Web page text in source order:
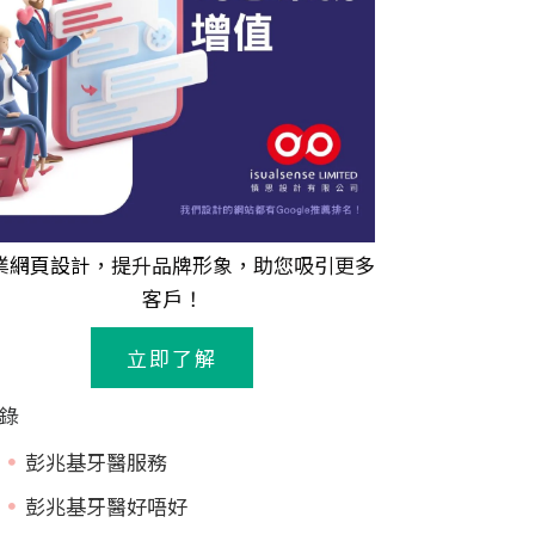
網頁設計 ，提升品牌形象，助您吸引更多
客戶！
立即了解
彭兆基牙醫服務
彭兆基牙醫好唔好